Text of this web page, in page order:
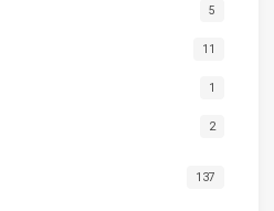
5
11
1
2
137